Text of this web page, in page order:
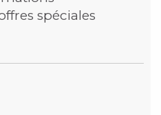
spéciales